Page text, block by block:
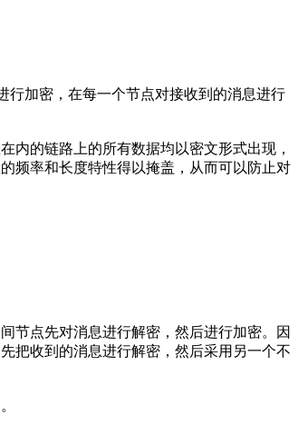
行加密，在每一个节点对接收到的消息进行
内的链路上的所有数据均以密文形式出现，
频率和长度特性得以掩盖，从而可以防止对
节点先对消息进行解密，然后进行加密。因
把收到的消息进行解密，然后采用另一个不